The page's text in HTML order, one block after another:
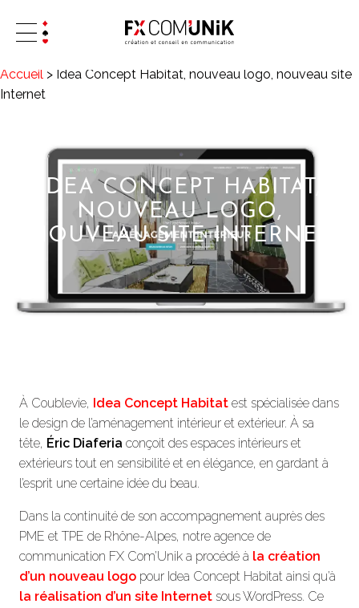
Accueil > Idea Concept Habitat, nouveau logo, nouveau site
Internet
IDEA CONCEPT HABITAT,
NOUVEAU LOGO,
NOUVEAU SITE INTERNET
À Coublevie, Idea Concept Habitat est spécialisée dans
le design de l’aménagement intérieur et extérieur. À sa
tête, Éric Diaferia conçoit des espaces intérieurs et
extérieurs tout en sensibilité et en élégance, en gardant à
l’esprit une certaine idée du beau.
Dans la continuité de son accompagnement auprès des
PME et TPE de Rhône-Alpes, notre agence de
communication FX Com’Unik a procédé à la création
d’un nouveau logo pour Idea Concept Habitat ainsi qu’à
la réalisation d’un site Internet sous WordPress. Ce